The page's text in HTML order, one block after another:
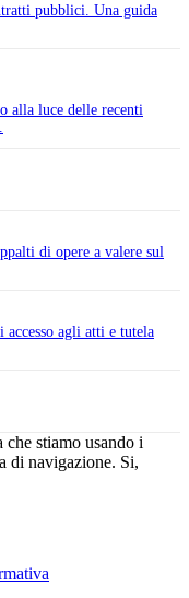
pubblici. Una guida
alla luce delle recenti
di opere a valere sul
agli atti e tutela
stiamo usando i
di navigazione. Si,